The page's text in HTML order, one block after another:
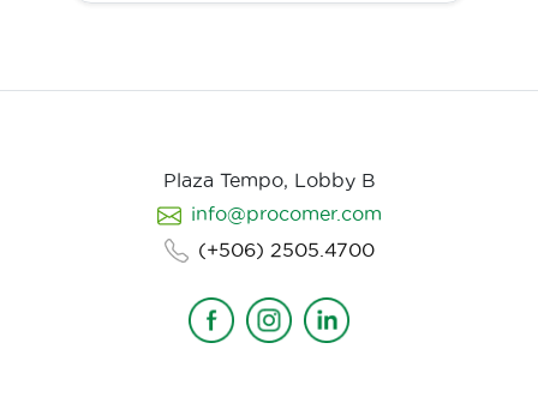
Plaza Tempo, Lobby B
info@procomer.com
(+506) 2505.4700